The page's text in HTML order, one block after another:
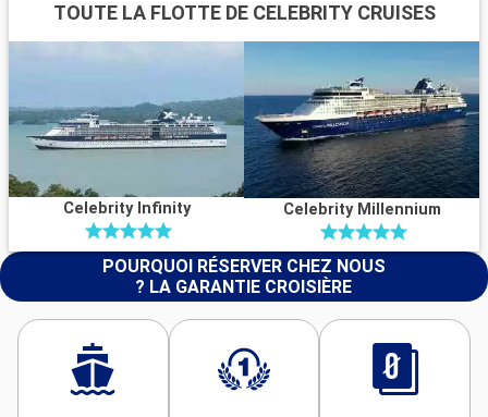
TOUTE LA FLOTTE DE CELEBRITY CRUISES
Celebrity Infinity Celebrity Millennium
POURQUOI RÉSERVER CHEZ NOUS
? LA GARANTIE CROISIÈRE